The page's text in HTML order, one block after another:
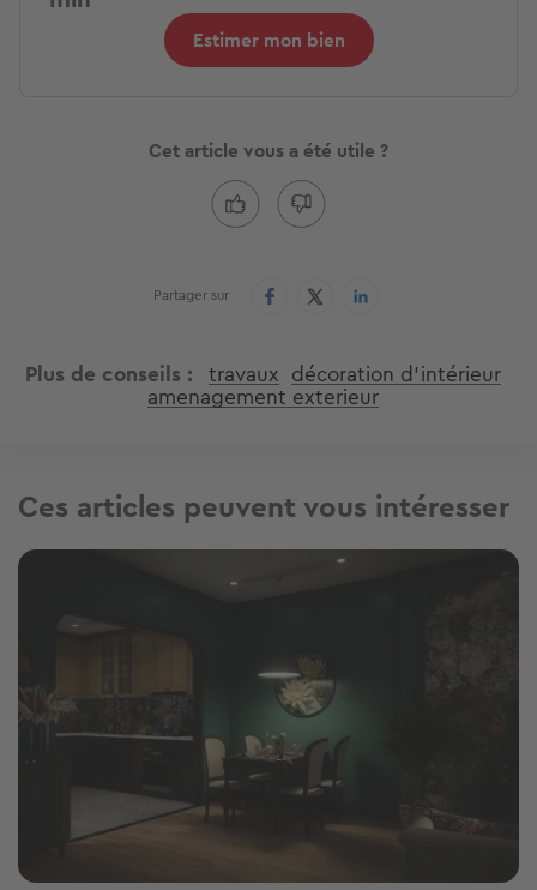
Estimer mon bien
Cet article vous a été utile ?
Partager sur
Plus de conseils travaux décoration d'intérieur
amenagement exterieur
Ces articles peuvent vous intéresser
Image